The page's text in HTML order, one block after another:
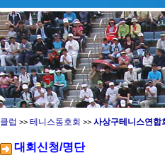
클럽 >> 테니스동호회 >> 사상구테니스연합
대회신청/명단